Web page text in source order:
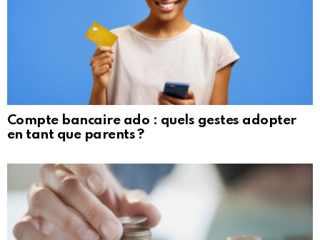
Compte bancaire ado : quels gestes adopter
en tant que parents ?